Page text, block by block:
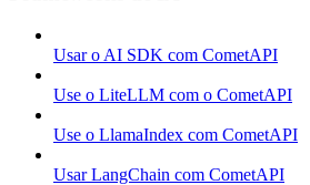
Usar o AI SDK com CometAPI
Use o LiteLLM com o CometAPI
Use o LlamaIndex com CometAPI
Usar LangChain com CometAPI